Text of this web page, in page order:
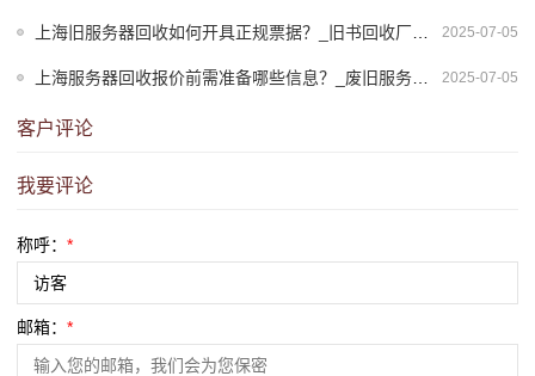
2025-07-05
上海旧服务器回收如何开具正规票据？_旧书回收厂家联系方式
2025-07-05
上海服务器回收报价前需准备哪些信息？_废旧服务器回收
客户评论
我要评论
称呼： *
邮箱： *